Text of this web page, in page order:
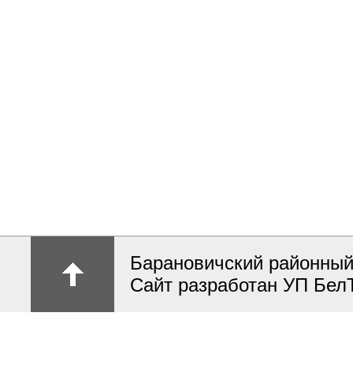
Барановичский
Сайт разработан УП